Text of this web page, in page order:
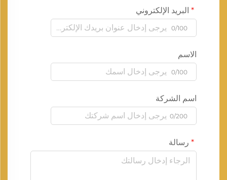
البريد الإلكتروني
0/100
الاسم
0/100
اسم الشركة
0/200
رسالة